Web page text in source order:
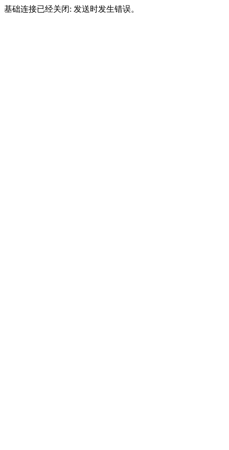
基础连接已经关闭: 发送时发生错误。